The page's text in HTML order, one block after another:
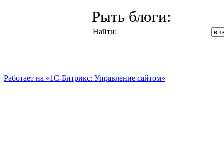
Рыть блоги:
Найти:
Работает на «1С-Битрикс: Управление сайтом»